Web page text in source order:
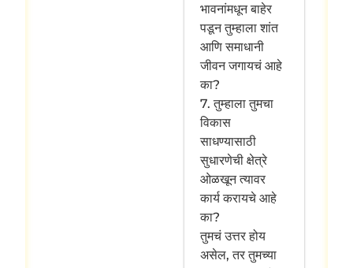
भावनांमधून बाहेर
पडून तुम्हाला शांत
आणि समाधानी
जीवन जगायचं आहे
का?
7. तुम्हाला तुमचा
विकास
साधण्यासाठी
सुधारणेची क्षेत्रे
ओळखून त्यावर
कार्य करायचे आहे
का?
तुमचं उत्तर होय
असेल, तर तुमच्या